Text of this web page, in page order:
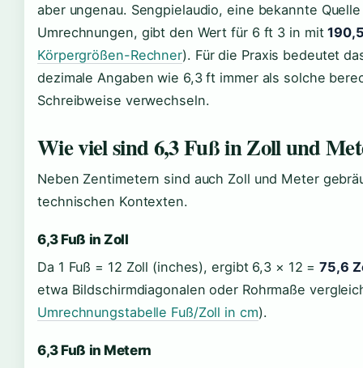
aber ungenau. Sengpielaudio, eine bekannte
Umrechnungen, gibt den Wert für 6 ft 3 in mit
Körpergrößen-Rechner). Für die Praxis bedeutet
dezimale Angaben wie 6,3 ft immer als solche
Schreibweise verwechseln.
Wie viel sind 6,3 Fuß in Zoll und
Neben Zentimetern sind auch Zoll und Meter
technischen Kontexten.
6,3 Fuß in Zoll
Da 1 Fuß = 12 Zoll (inches), ergibt 6,3 × 12 =75,6
etwa Bildschirmdiagonalen oder Rohrmaße
Umrechnungstabelle Fuß/Zoll in cm).
6,3 Fuß in Metern